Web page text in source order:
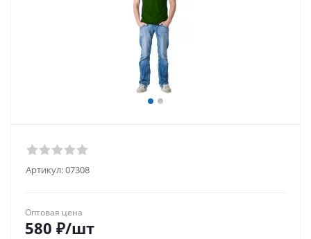
Артикул:07308
Оптовая цена
580 ₽/шт